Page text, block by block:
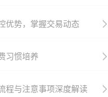
优势，掌握交易动态​
习惯培养
程与注意事项深度解读